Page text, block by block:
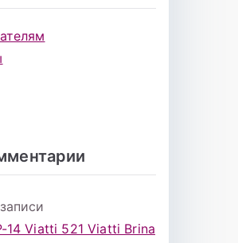
Viatti 521 Viatti Brina